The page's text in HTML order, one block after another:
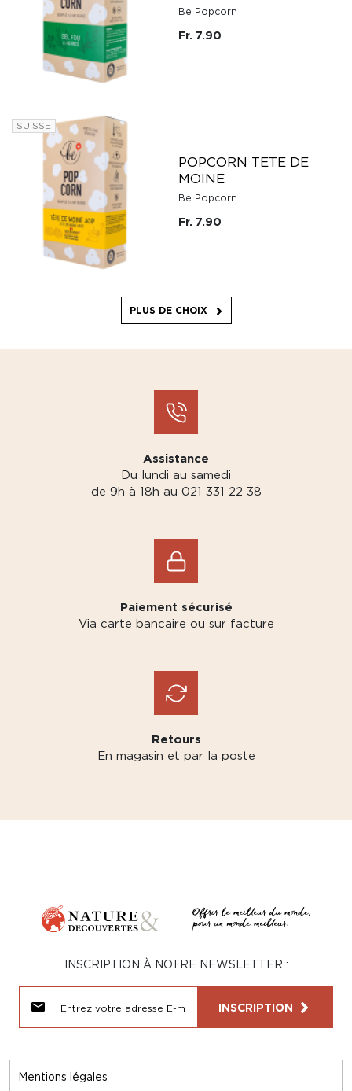
Be Popcorn
Fr. 7.90
SUISSE
POPCORN TETE DE
MOINE
Be Popcorn
Fr. 7.90
PLUS DE CHOIX
Assistance
Du lundi au samedi
de 9h à 18h au 021 331 22 38
Paiement sécurisé
Via carte bancaire ou sur facture
Retours
En magasin et par la poste
Mentions légales
INSCRIPTION À NOTRE NEWSLETTER :
INSCRIPTION